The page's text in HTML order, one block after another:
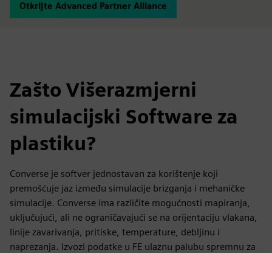
Otkrijte Advanced Partner Alliance
Zašto Višerazmjerni
simulacijski Software za
plastiku?
Converse je softver jednostavan za korištenje koji
premošćuje jaz između simulacije brizganja i mehaničke
simulacije. Converse ima različite mogućnosti mapiranja,
uključujući, ali ne ograničavajući se na orijentaciju vlakana,
linije zavarivanja, pritiske, temperature, debljinu i
naprezanja. Izvozi podatke u FE ulaznu palubu spremnu za